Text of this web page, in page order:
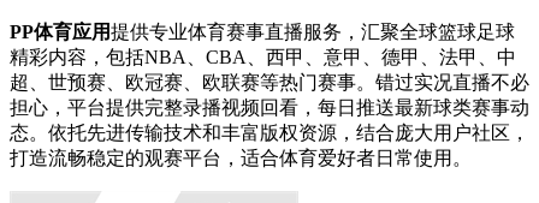
PP体育应用提供专业体育赛事直播服务，汇聚全球篮球足球
精彩内容，包括NBA、CBA、西甲、意甲、德甲、法甲、中
超、世预赛、欧冠赛、欧联赛等热门赛事。错过实况直播不必
担心，平台提供完整录播视频回看，每日推送最新球类赛事动
态。依托先进传输技术和丰富版权资源，结合庞大用户社区，
打造流畅稳定的观赛平台，适合体育爱好者日常使用。